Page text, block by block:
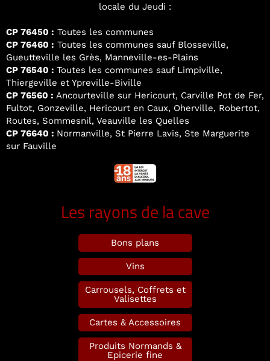
locale du Jeudi :
CP 76450 : Toutes les communes
CP 76460 : Toutes les communes sauf Blosseville,
Gueutteville les Grès, Manneville-es-Plains
CP 76540 : Toutes les communes sauf Limpiville,
Thiergeville et Ypreville-Biville
CP 76560 : Ancourteville sur Hericourt, Carville Pot de Fer,
Fultot, Gonzeville, Hericourt en Caux, Oherville, Robertot,
Routes, Sommesnil, Veauville les Quelles
CP 76640 : Normanville, St Pierre Lavis, Ste Marguerite
sur Fauville
Les rayons de la cave
Bons plans
Vins
Carrousels, Coffrets et
Valisettes
Cartes & Accessoires
Produits Normands &
Epicerie fine